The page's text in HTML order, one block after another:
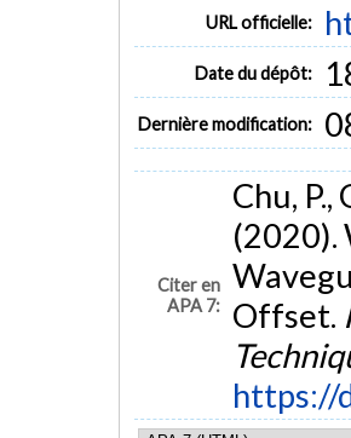
URL officielle:
Date du dépôt:
Dernière modification:
Citer en
APA 7:
Chu, P.,
(2020).
Offset.
https://